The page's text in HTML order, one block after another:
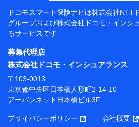
【共同して利用する者の範囲】
当社
株式会社NTTドコモ・フィナンシャ
【利用目的】
当社または株式会社NTTドコモ・
プが提供する保険関連サービスに
付および管理のため
当社または株式会社NTTドコモ・
携会社の保険その他に関する情報
ドコモスマート保険ナビは株式会社NTT
グループおよび株式会社ドコモ・インシ
るサービスです
募集代理店
株式会社ドコモ・インシュアランス
〒103-0013
東京都中央区日本橋人形町2-14-10
アーバンネット日本橋ビル3F
プライバシーポリシー 会社概要